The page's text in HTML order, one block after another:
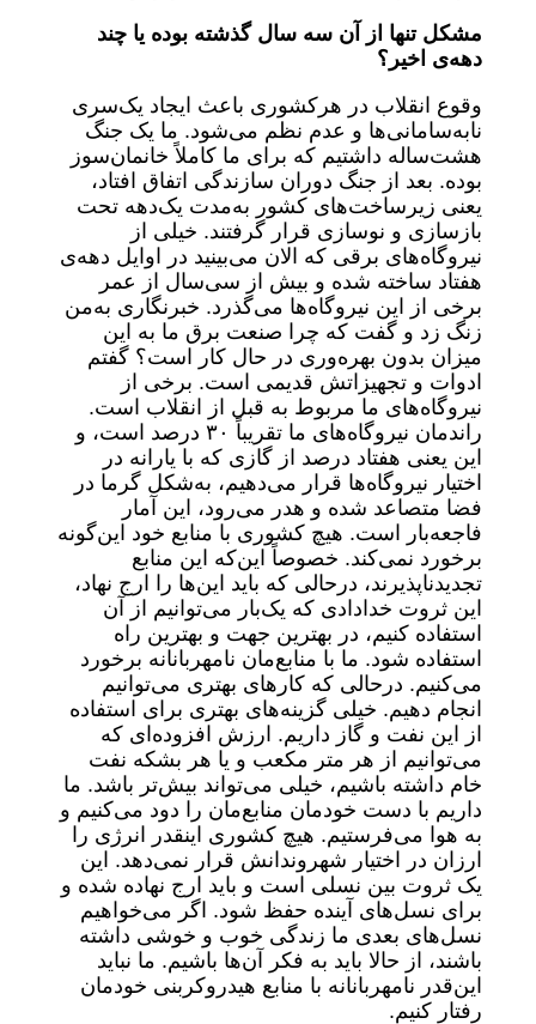
مشکل تنها از آن سه سال گذشته بوده یا چند
دهه‌ی اخیر؟
وقوع انقلاب در هرکشوری باعث ایجاد یک‌سری
نابه‌سامانی‌ها و عدم نظم می‌شود. ما یک جنگ
هشت‌ساله داشتیم که برای ما کاملاً خانمان‌سوز
بوده. بعد از جنگ دوران سازندگی اتفاق افتاد،
یعنی زیرساخت‌های کشور به‌مدت یک‌دهه تحت
بازسازی و نوسازی قرار گرفتند. خیلی از
نیروگاه‌های برقی که الان می‌بینید در اوایل دهه‌ی
هفتاد ساخته شده و بیش از سی‌سال از عمر
برخی از این نیروگاه‌ها می‌گذرد. خبرنگاری به‌من
زنگ زد و گفت که چرا صنعت برق ما به این
میزان بدون بهره‌وری در حال کار است؟ گفتم
ادوات و تجهیزاتش قدیمی است. برخی از
نیروگاه‌های ما مربوط به قبل از انقلاب است.
راندمان نیروگاه‌های ما تقریباً ۳۰ درصد است، و
این یعنی هفتاد درصد از گازی که با یارانه در
اختیار نیروگاه‌ها قرار می‌دهیم، به‌شکل گرما در
فضا متصاعد شده و هدر می‌رود، این آمار
فاجعه‌بار است. هیچ کشوری با منابع خود این‌گونه
برخورد نمی‌کند. خصوصاً این‌که این منابع
تجدیدناپذیرند، درحالی که باید این‌ها را ارج نهاد،
این ثروت خدادادی که یک‌بار می‌توانیم از آن
استفاده کنیم، در بهترین جهت و بهترین راه
استفاده شود. ما با منابع‌مان نامهربانانه برخورد
می‌کنیم. درحالی که کارهای بهتری می‌توانیم
انجام دهیم. خیلی گزینه‌های بهتری برای استفاده
از این نفت و گاز داریم. ارزش افزوده‌ای که
می‌توانیم از هر متر مکعب و یا هر بشکه نفت
خام داشته باشیم، خیلی می‌تواند بیش‌تر باشد. ما
داریم با دست خودمان منابع‌مان را دود می‌کنیم و
به هوا می‌فرستیم. هیچ کشوری اینقدر انرژی را
ارزان در اختیار شهروندانش قرار نمی‌دهد. این
یک ثروت بین نسلی است و باید ارج نهاده شده و
برای نسل‌های آینده حفظ شود. اگر می‌خواهیم
نسل‌های بعدی ما زندگی خوب و خوشی داشته
باشند، از حالا باید به فکر آن‌ها باشیم. ما نباید
این‌قدر نامهربانانه با منابع هیدروکربنی خودمان
رفتار کنیم.